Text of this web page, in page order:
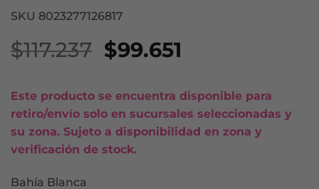
SKU 8023277126817
$117.237 El
original
era:
$117.237.
$99.651
actual
es:
$99.651.
Este producto se encuentra disponible para
retiro/envío solo en sucursales seleccionadas y
su zona. Sujeto a disponibilidad en zona y
verificación de stock.
Bahía Blanca